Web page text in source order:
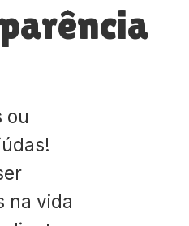
ou
na vida